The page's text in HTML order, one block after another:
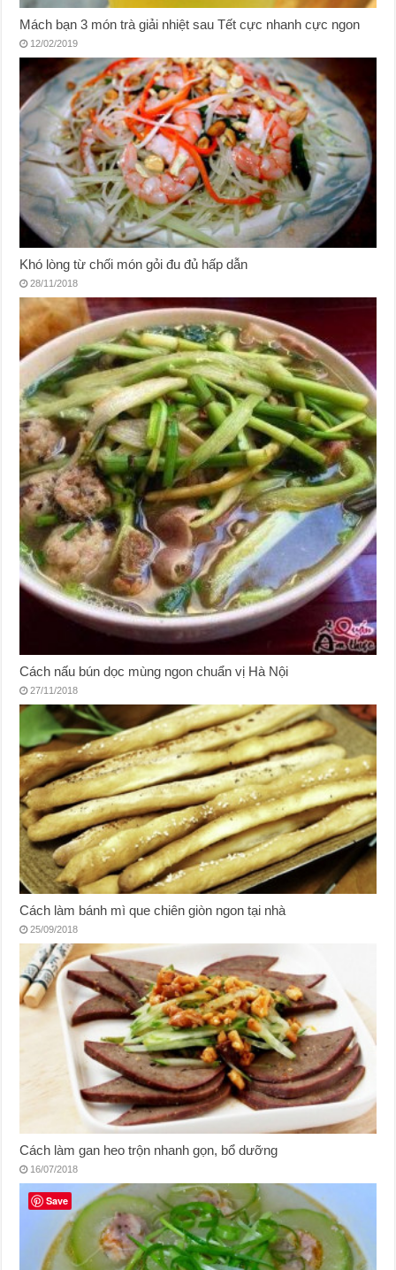
Mách bạn 3 món trà giải nhiệt sau Tết cực nhanh cực ngon
12/02/2019
Khó lòng từ chối món gỏi đu đủ hấp dẫn
28/11/2018
Cách nấu bún dọc mùng ngon chuẩn vị Hà Nội
27/11/2018
Cách làm bánh mì que chiên giòn ngon tại nhà
25/09/2018
Cách làm gan heo trộn nhanh gọn, bổ dưỡng
16/07/2018
Save